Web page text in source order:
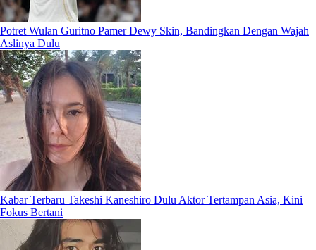
Potret Wulan Guritno Pamer Dewy Skin, Bandingkan Dengan Wajah
Aslinya Dulu
Kabar Terbaru Takeshi Kaneshiro Dulu Aktor Tertampan Asia, Kini
Fokus Bertani